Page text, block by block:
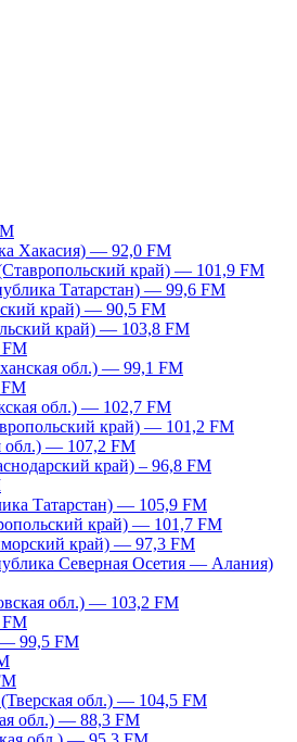
Хакасия) — 92,0 FM
край) — 101,9 FM
Татарстан) — 99,6 FM
край) — 90,5 FM
край) — 103,8 FM
обл.) — 99,1 FM
обл.) — 102,7 FM
край) — 101,2 FM
обл.) — 107,2 FM
край) – 96,8 FM
Татарстан) — 105,9 FM
край) — 101,7 FM
край) — 97,3 FM
Северная Осетия — Алания)
обл.) — 103,2 FM
99,5 FM
обл.) — 104,5 FM
обл.) — 88,3 FM